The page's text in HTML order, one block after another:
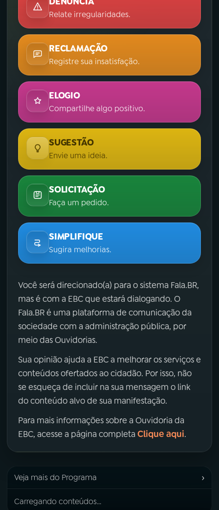
Relate irregularidades.
RECLAMAÇÃO
Registre sua insatisfação.
ELOGIO
Compartilhe algo positivo.
SUGESTÃO
Envie uma ideia.
SOLICITAÇÃO
Faça um pedido.
SIMPLIFIQUE
Sugira melhorias.
Você será direcionado(a) para o sistema Fala.BR,
mas é com a EBC que estará dialogando. O
Fala.BR é uma plataforma de comunicação da
sociedade com a administração pública, por
meio das Ouvidorias.
Sua opinião ajuda a EBC a melhorar os serviços e
conteúdos ofertados ao cidadão. Por isso, não
se esqueça de incluir na sua mensagem o link
do conteúdo alvo de sua manifestação.
Para mais informações sobre a Ouvidoria da
EBC, acesse a página completa Clique aqui.
Veja mais do Programa ›
Carregando conteúdos...